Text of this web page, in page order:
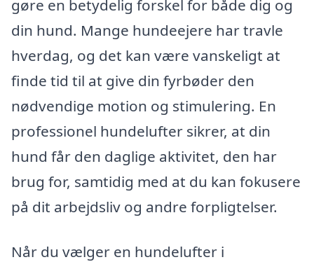
gøre en betydelig forskel for både dig og
din hund. Mange hundeejere har travle
hverdag, og det kan være vanskeligt at
finde tid til at give din fyrbøder den
nødvendige motion og stimulering. En
professionel hundelufter sikrer, at din
hund får den daglige aktivitet, den har
brug for, samtidig med at du kan fokusere
på dit arbejdsliv og andre forpligtelser.
Når du vælger en hundelufter i